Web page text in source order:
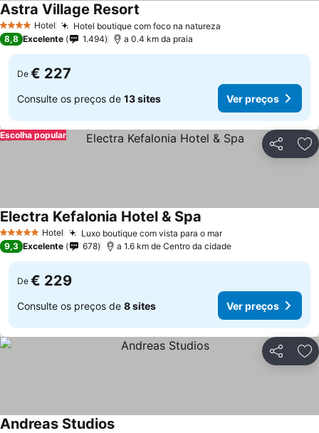
4 EstrelasHotel Hotel boutique com foco na natureza
Astra Village Resort
8,8 Excelente 1.494 a 0.4 km da praia
De € 227
Consulte os preços de 13 sites Ver preços
Partilhar
Escolha popular
5 Estrelas Hotel Luxo boutique com vista para o mar
Electra Kefalonia Hotel & Spa
9,3 Excelente 678 a 1.6 km de Centro da cidade
De € 229
Consulte os preços de 8 sites Ver preços
Partilhar
Andreas Studios